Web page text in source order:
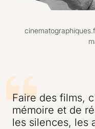
Carrousel 0
Faire des films,
mémoire et de
les silences, les